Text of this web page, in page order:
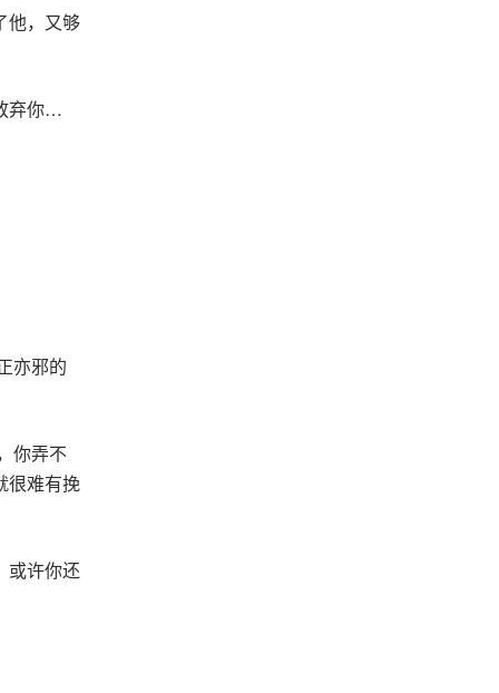
他，又够
弃你…
亦邪的
你弄不
很难有挽
或许你还